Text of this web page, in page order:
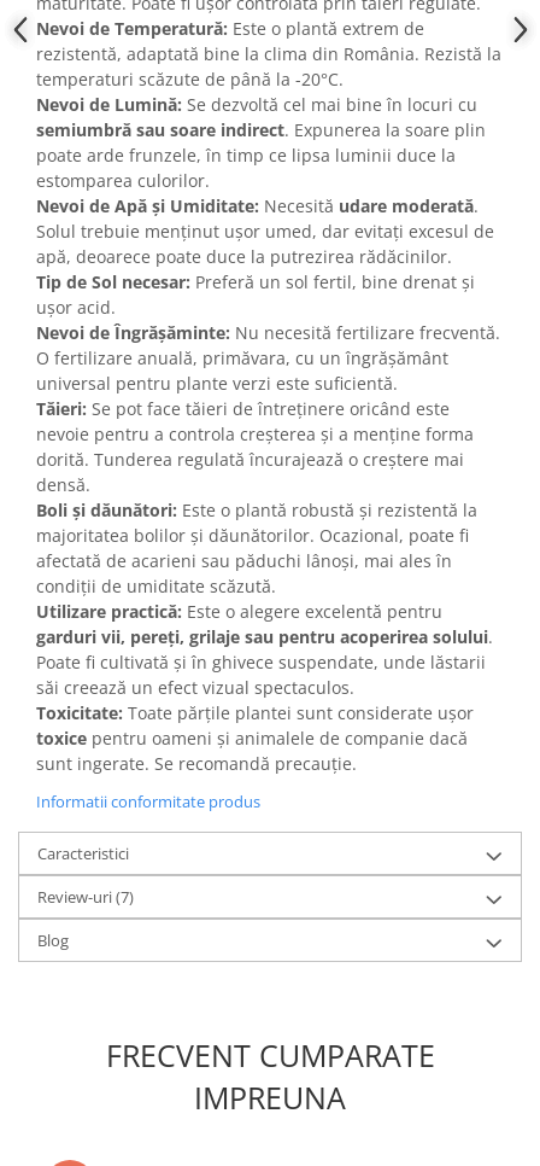
Nevoi de Temperatură: Este o plantă extrem de
rezistentă, adaptată bine la clima din România. Rezistă la
temperaturi scăzute de până la -20°C.
Nevoi de Lumină: Se dezvoltă cel mai bine în locuri cu
semiumbră sau soare indirect. Expunerea la soare plin
poate arde frunzele, în timp ce lipsa luminii duce la
estomparea culorilor.
Nevoi de Apă și Umiditate: Necesită udare moderată.
Solul trebuie menținut ușor umed, dar evitați excesul de
apă, deoarece poate duce la putrezirea rădăcinilor.
Tip de Sol necesar: Preferă un sol fertil, bine drenat și
ușor acid.
Nevoi de Îngrășăminte: Nu necesită fertilizare frecventă.
O fertilizare anuală, primăvara, cu un îngrășământ
universal pentru plante verzi este suficientă.
Tăieri: Se pot face tăieri de întreținere oricând este
nevoie pentru a controla creșterea și a menține forma
dorită. Tunderea regulată încurajează o creștere mai
densă.
Boli și dăunători: Este o plantă robustă și rezistentă la
majoritatea bolilor și dăunătorilor. Ocazional, poate fi
afectată de acarieni sau păduchi lânoși, mai ales în
condiții de umiditate scăzută.
Utilizare practică: Este o alegere excelentă pentru
garduri vii, pereți, grilaje sau pentru acoperirea solului.
Poate fi cultivată și în ghivece suspendate, unde lăstarii
săi creează un efect vizual spectaculos.
Toxicitate: Toate părțile plantei sunt considerate ușor
toxice pentru oameni și animalele de companie dacă
sunt ingerate. Se recomandă precauție.
Informatii conformitate produs
Caracteristici
Review-uri(7)
Blog
FRECVENT CUMPARATE
IMPREUNA